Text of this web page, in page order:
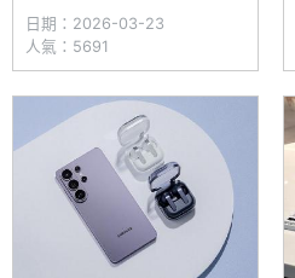
用戶只要開啟系統內建的「快速
分享」，即可與 iPhone 等蘋果
裝置進行檔案互傳。此功能將於
3 月 23 日起率先在韓國開放，
後續將再擴展至歐洲、香港、日
本、拉
日期：2026-03-23
人氣：5691